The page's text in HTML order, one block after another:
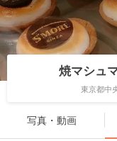
焼マシュ
東京都中
写真・動画